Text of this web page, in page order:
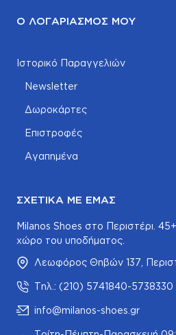
Ο ΛΟΓΑΡΙΑΣΜΌΣ ΜΟΥ
Ιστορικό Παραγγελιών
Newsletter
Δωροκάρτες
Επιστροφές
Αγαπημένα
ΣΧΕΤΙΚΆ ΜΕ ΕΜΆΣ
Milanos Shoes στο Περιστέρι.
χώρο του υποδήματος.
Λεωφόρος Θηβών 137,
Τηλ.: (210) 5741840-5738330
info@milanos-shoes.gr